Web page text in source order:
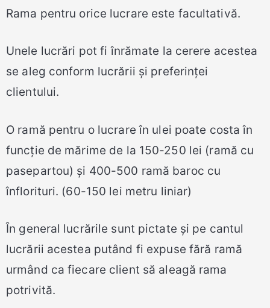
Rama pentru orice lucrare este facultativă.
Unele lucrări pot fi înrămate la cerere acestea
se aleg conform lucrării și preferinței
clientului.
O ramă pentru o lucrare în ulei poate costa în
funcție de mărime de la 150-250 lei (ramă cu
pasepartou) și 400-500 ramă baroc cu
înflorituri. (60-150 lei metru liniar)
În general lucrările sunt pictate și pe cantul
lucrării acestea putând fi expuse fără ramă
urmând ca fiecare client să aleagă rama
potrivită.